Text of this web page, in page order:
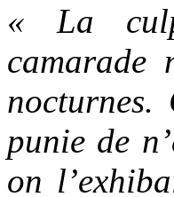
« La
camarade
nocturnes.
punie de
on